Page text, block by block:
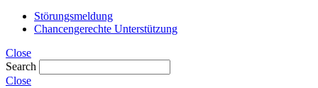
Störungsmeldung
Chancengerechte Unterstützung
Close
Search
Close